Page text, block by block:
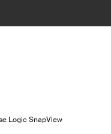
Logic SnapView